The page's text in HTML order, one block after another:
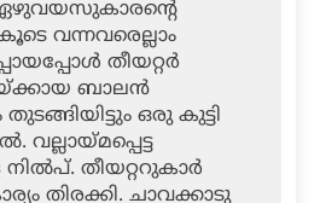
വന്നവരെല്ലാം
തീയറ്റര്‍
ബാലന്‍
തുടങ്ങിയിട്ടും ഒരു കുട്ടി
വല്ലായ്മപ്പെട്ട
തീയറ്ററുകാര്‍
തിരക്കി. ചാവക്കാടു